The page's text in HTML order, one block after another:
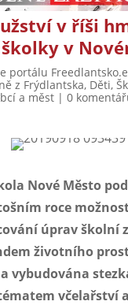
v říši
v
portálu
z Frýdlantska, Děti,
a měst| 0
Nové Město
roce
úprav školní
životního
vybudována
včelařství